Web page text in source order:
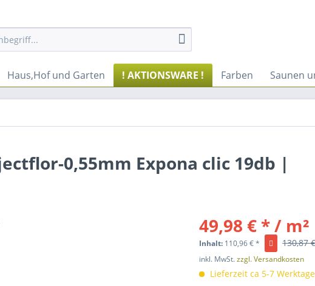
Haus,Hof und Garten ! AKTIONSWARE ! Farben Saunen
0,55mm Expona clic 19db |
49,98 € * / m²
Inhalt: 110,96 € * 130,87
inkl. MwSt.zzgl. Versandkosten
Lieferzeit ca 5-7 Werktage